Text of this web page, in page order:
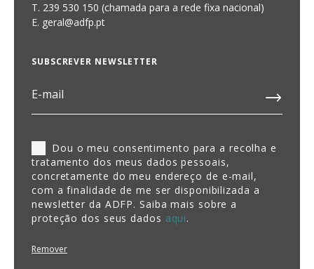
T. 239 530 150 (chamada para a rede fixa nacional)
E. geral@adfp.pt
SUBSCREVER NEWSLETTER
Dou o meu consentimento para a recolha e
tratamento dos meus dados pessoais,
concretamente do meu endereço de e-mail,
com a finalidade de me ser disponibilizada a
newsletter da ADFP. Saiba mais sobre a
proteção dos seus dados aqui.
Remover